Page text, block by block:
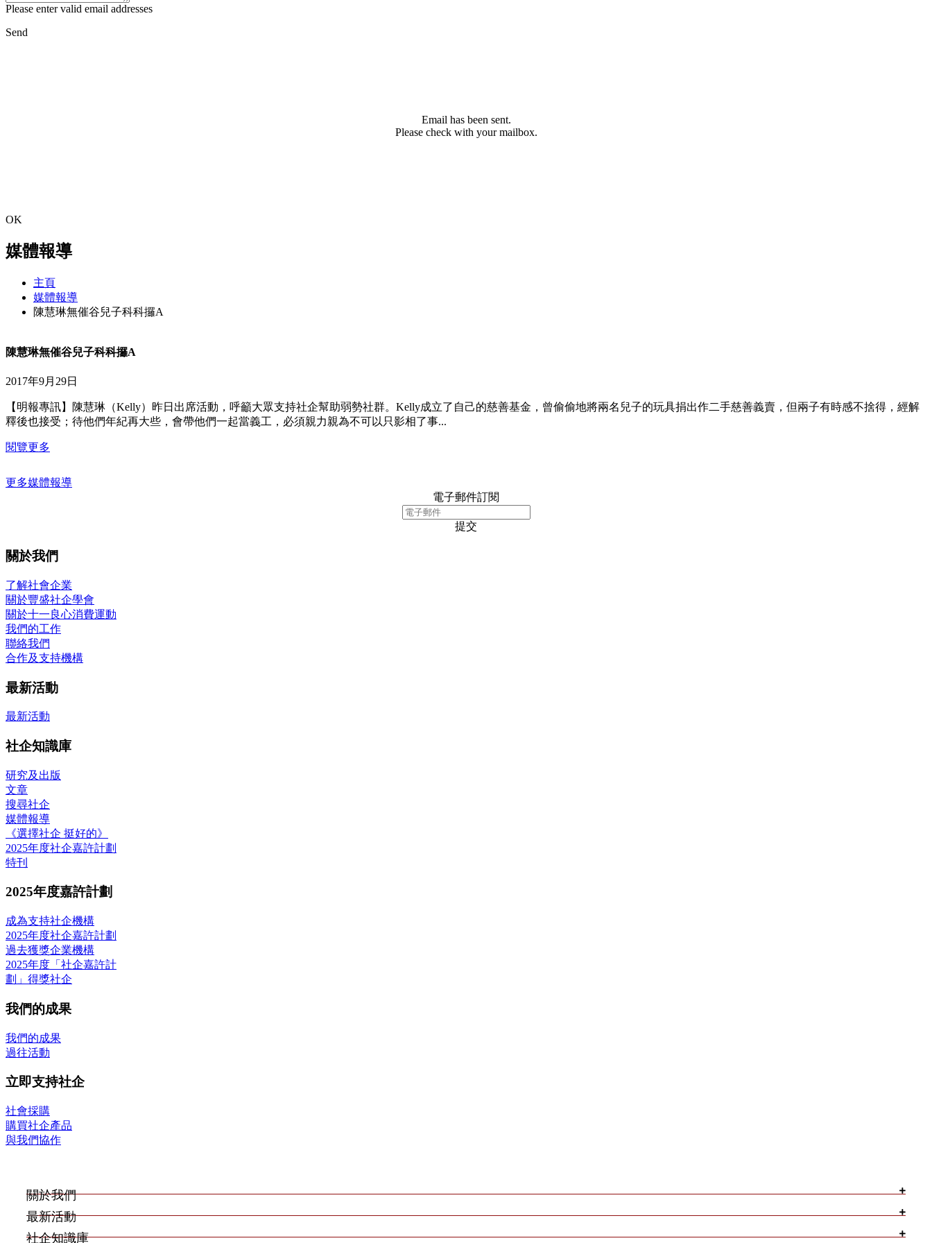
Please enter valid email addresses
Send
Email has been sent.
Please check with your mailbox.
OK
媒體報導
主頁
媒體報導
陳慧琳無催谷兒子科科攞A
陳慧琳無催谷兒子科科攞A
2017年9月29日
【明報專訊】陳慧琳（Kelly）昨日出席活動，呼籲大眾支持社企幫助弱勢社群。Kelly成立了自己的慈善基金，曾偷偷地將兩名兒子的玩具捐出作二手慈善義賣，但兩子有時感不捨得，經解
釋後也接受；待他們年紀再大些，會帶他們一起當義工，必須親力親為不可以只影相了事...
閱覽更多
更多媒體報導
電子郵件訂閱
提交
關於我們
了解社會企業
關於豐盛社企學會
關於十一良心消費運動
我們的工作
聯絡我們
合作及支持機構
最新活動
最新活動
社企知識庫
研究及出版
文章
搜尋社企
媒體報導
《選擇社企 挺好的》
2025年度社企嘉許計劃
特刊
2025年度嘉許計劃
成為支持社企機構
2025年度社企嘉許計劃
過去獲獎企業機構
2025年度「社企嘉許計
劃」得獎社企
我們的成果
我們的成果
過往活動
立即支持社企
社會採購
購買社企產品
與我們協作
關於我們
最新活動
社企知識庫